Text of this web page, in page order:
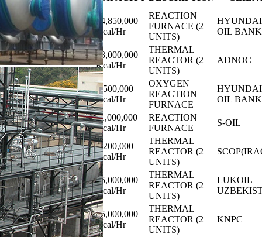
NAME
21
Hdo 2020
revamping project
14,850,000
Kcal/Hr
REACTION
FURNACE (2
UNITS)
HYUNDAI
OIL BANK
20
UAE ADNOC
REFINING CFT
PROJECT
23,000,000
Kcal/Hr
THERMAL
REACTOR (2
UNITS)
ADNOC
19
Hdo revamping
project
7,500,000
Kcal/Hr
OXYGEN
REACTION
FURNACE
HYUNDAI
OIL BANK
18 S-oil RUC project
11,000,000
Kcal/Hr
REACTION
FURNACE
S-OIL
17
KARBARA
REFINERY
PROJECT
4,200,000
Kcal/Hr
THERMAL
REACTOR (2
UNITS)
16
UKAN
PROJECT
15,000,000
Kcal/Hr
THERMAL
REACTOR (2
UNITS)
LUKOIL
15
KNPC CLEAN
FUELS
PROJECT
25,000,000
Kcal/Hr
THERMAL
REACTOR (2
UNITS)
KNPC